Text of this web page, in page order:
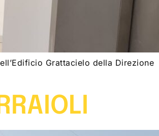
Grattacielo della Direzione